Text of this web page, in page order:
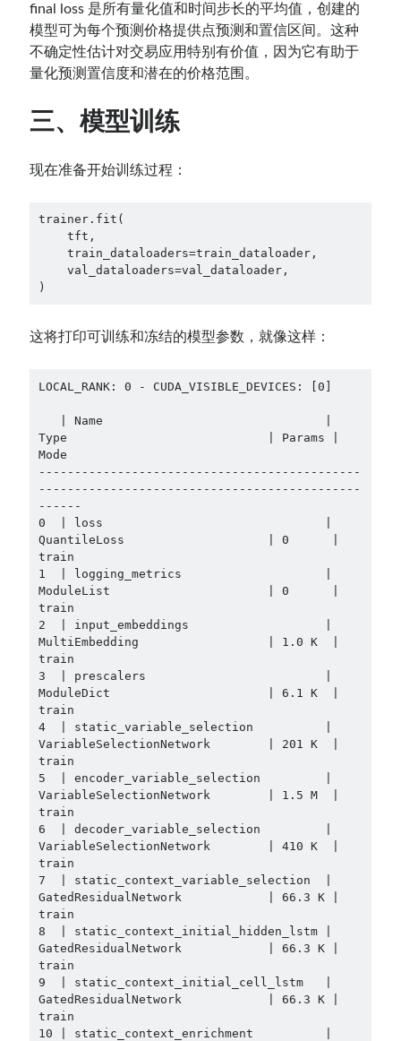
final loss 是所有量化值和时间步长的平均值，创建的
模型可为每个预测价格提供点预测和置信区间。这种
不确定性估计对交易应用特别有价值，因为它有助于
量化预测置信度和潜在的价格范围。
三、模型训练
现在准备开始训练过程：
trainer.fit(
)
这将打印可训练和冻结的模型参数，就像这样：
LOCAL_RANK: 0 - CUDA_VISIBLE_DEVICES: [0]
Type                            | Params |
Mode
---------------------------------------------
---------------------------------------------
------
0  | loss                               |
QuantileLoss                    | 0      |
train
1  | logging_metrics                    |
ModuleList                      | 0      |
train
2  | input_embeddings                   |
MultiEmbedding                  | 1.0 K  |
train
3  | prescalers                         |
ModuleDict                      | 6.1 K  |
train
4  | static_variable_selection          |
VariableSelectionNetwork        | 201 K  |
train
5  | encoder_variable_selection         |
VariableSelectionNetwork        | 1.5 M  |
train
6  | decoder_variable_selection         |
VariableSelectionNetwork        | 410 K  |
train
7  | static_context_variable_selection  |
GatedResidualNetwork            | 66.3 K |
train
8  | static_context_initial_hidden_lstm |
GatedResidualNetwork            | 66.3 K |
train
9  | static_context_initial_cell_lstm   |
GatedResidualNetwork            | 66.3 K |
train
10 | static_context_enrichment          |